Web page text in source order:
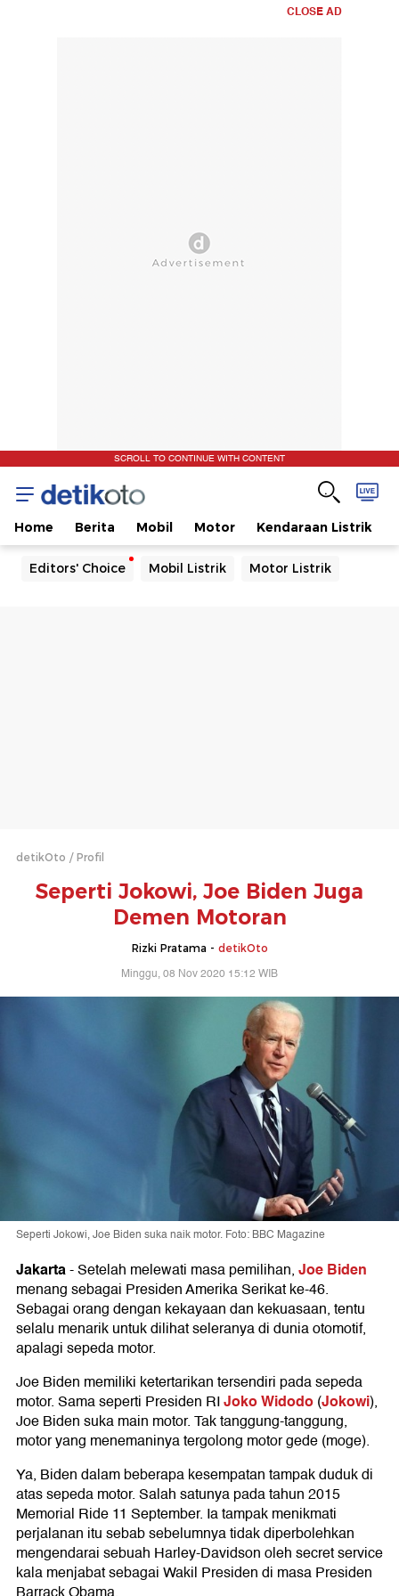
CLOSE AD
SCROLL TO CONTINUE WITH CONTENT
Home Berita Mobil Motor Kendaraan Listrik
Editors' Choice Mobil Listrik Motor Listrik
detikOto Profil
Seperti Jokowi, Joe Biden Juga
Demen Motoran
Rizki Pratama - detikOto
Minggu, 08 Nov 2020 15:12 WIB
Seperti Jokowi, Joe Biden suka naik motor. Foto: BBC Magazine
Jakarta-Setelah melewati masa pemilihan,Joe Biden
menang sebagai Presiden Amerika Serikat ke-46.
Sebagai orang dengan kekayaan dan kekuasaan, tentu
selalu menarik untuk dilihat seleranya di dunia otomotif,
apalagi sepeda motor.
Joe Biden memiliki ketertarikan tersendiri pada sepeda
motor. Sama seperti Presiden RIJoko Widodo(Jokowi),
Joe Biden suka main motor. Tak tanggung-tanggung,
motor yang menemaninya tergolong motor gede (moge).
Ya, Biden dalam beberapa kesempatan tampak duduk di
atas sepeda motor. Salah satunya pada tahun 2015
Memorial Ride 11 September. Ia tampak menikmati
perjalanan itu sebab sebelumnya tidak diperbolehkan
mengendarai sebuah Harley-Davidson oleh secret service
kala menjabat sebagai Wakil Presiden di masa Presiden